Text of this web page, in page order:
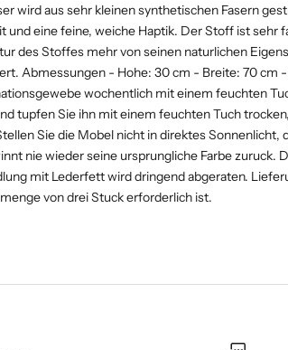
wird aus sehr kleinen synthetischen Fasern
eine feine, weiche Haptik. Der Stoff ist sehr
des Stoffes mehr von seinen naturlichen
Abmessungen - Hohe: 30 cm - Breite: 70 cm
wochentlich mit einem feuchten
tupfen Sie ihn mit einem feuchten Tuch
Sie die Mobel nicht in direktes Sonnenlicht,
nie wieder seine ursprungliche Farbe zuruck.
mit Lederfett wird dringend abgeraten.
von drei Stuck erforderlich ist.